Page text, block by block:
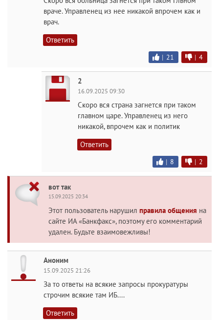
враче. Управленец из нее никакой впрочем как и
врач.
Ответить
| 21 | 4
2
16.09.2025 09:30
Скоро вся страна загнется при таком
главном царе. Управленец из него
никакой, впрочем как и политик
Ответить
| 8 | 2
вот так
15.09.2025 20:34
Этот пользователь нарушил правила общения на
сайте ИА «Банкфакс», поэтому его комментарий
удален. Будьте взаимовежливы!
Аноним
15.09.2025 21:26
За то ответы на всякие запросы прокуратуры
строчим всякие там ИБ....
Ответить